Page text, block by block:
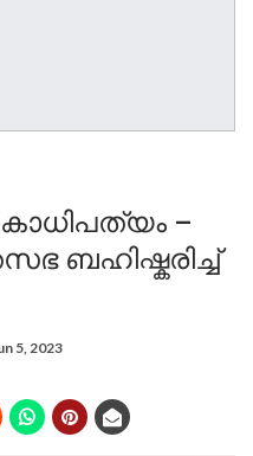
–
ബഹിഷ്കരിച്ച്
5, 2023